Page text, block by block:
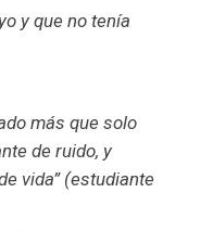
y que no tenía
más que solo
de ruido, y
vida” (estudiante